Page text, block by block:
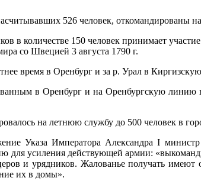
526 человек, откомандированы
в количестве 150 человек принимает
со Швецией 3 августа 1790 г.
время в Оренбург и за р. Урал в
в Оренбург и на Оренбургскую
на летнюю службу до 500 человек в
Указа Императора Александра I
для усиления действующей армии:
и урядников. Жалованье получать
их в домы».